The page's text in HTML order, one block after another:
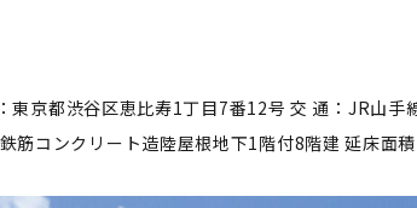
京都渋谷区恵比寿1丁目7番12号 交 通：JR山
筋コンクリート造陸屋根地下1階付8階建 延床